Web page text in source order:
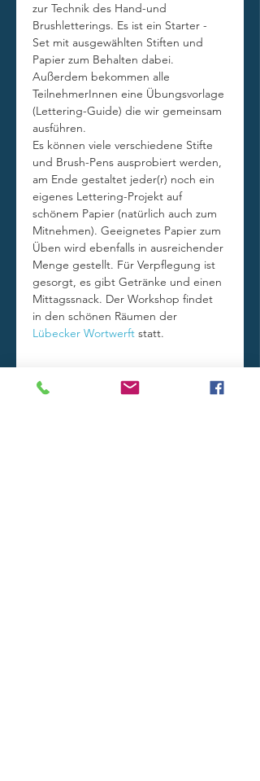
zur Technik des Hand-und
Brushletterings. Es ist ein Starter -
Set mit ausgewählten Stiften und
Papier zum Behalten dabei.
Außerdem bekommen alle
TeilnehmerInnen eine Übungsvorlage
(Lettering-Guide) die wir gemeinsam
ausführen.
Es können viele verschiedene Stifte
und Brush-Pens ausprobiert werden,
am Ende gestaltet jeder(r) noch ein
eigenes Lettering-Projekt auf
schönem Papier (natürlich auch zum
Mitnehmen). Geeignetes Papier zum
Üben wird ebenfalls in ausreichender
Menge gestellt. Für Verpflegung ist
gesorgt, es gibt Getränke und einen
Mittagssnack. Der Workshop findet
in den schönen Räumen der
Lübecker Wortwerft statt.